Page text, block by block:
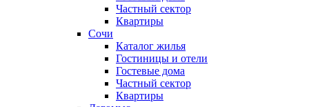
Частный сектор
Квартиры
Сочи
Каталог жилья
Гостиницы и отели
Гостевые дома
Частный сектор
Квартиры